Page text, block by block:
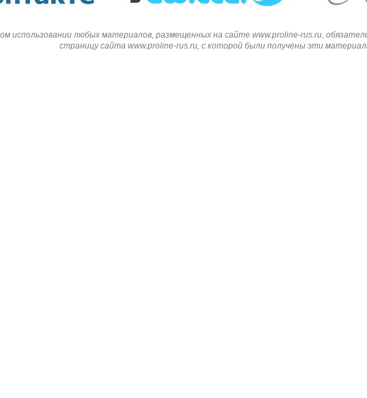
206 руб.
4 452 руб.
250 руб.
30
использовании любых материалов, размещенных на сайте www.proline-rus.ru,
страницу сайта www.proline-rus.ru, с которой были получены эти